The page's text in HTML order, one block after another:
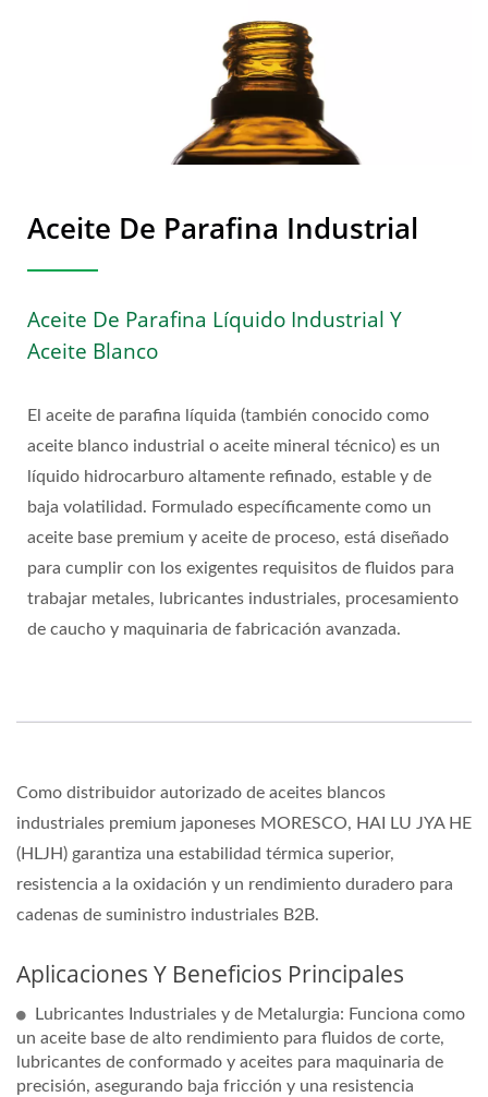
Aceite De Parafina Industrial
Aceite De Parafina Líquido Industrial Y
Aceite Blanco
El aceite de parafina líquida (también conocido como
aceite blanco industrial o aceite mineral técnico) es un
líquido hidrocarburo altamente refinado, estable y de
baja volatilidad. Formulado específicamente como un
aceite base premium y aceite de proceso, está diseñado
para cumplir con los exigentes requisitos de fluidos para
trabajar metales, lubricantes industriales, procesamiento
de caucho y maquinaria de fabricación avanzada.
Como distribuidor autorizado de aceites blancos
industriales premium japoneses MORESCO, HAI LU JYA HE
(HLJH) garantiza una estabilidad térmica superior,
resistencia a la oxidación y un rendimiento duradero para
cadenas de suministro industriales B2B.
Aplicaciones Y Beneficios Principales
Lubricantes Industriales y de Metalurgia: Funciona como
un aceite base de alto rendimiento para fluidos de corte,
lubricantes de conformado y aceites para maquinaria de
precisión, asegurando baja fricción y una resistencia